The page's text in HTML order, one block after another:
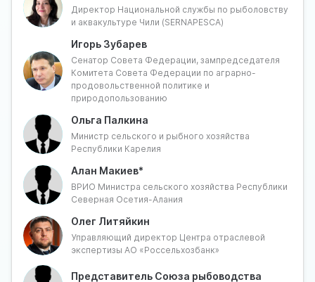
Международный форелевый форум, который
объединит основные производственные
предприятия, руководителей субъектов Российской
Федерации и представителей дружественных стран,
занимающихся развитием лососеводства и
форелеводства.
Основной целью мероприятия станет обмен опытом
сотрудничества для наиболее эффективного
использования лучших практик участников.
Вопросы для обсуждения:
Как глобальные климатические и экологические
изменения влияют на форелеводство в разных
странах? Какие решения уже показывают
эффективность и могут быть масштабированы с
учётом разницы природных условий?
Какие стратегии производства, продвижения и
Директор Национальной службы по рыболовству
и аквакультуре Чили (SERNAPESCA)
Игорь Зубарев
Сенатор Совета Федерации, зампредседателя
Комитета Совета Федерации по аграрно-
продовольственной политике и
природопользованию
Ольга Палкина
Министр сельского и рыбного хозяйства
Республики Карелия
Алан Макиев*
ВРИО Министра сельского хозяйства Республики
Северная Осетия-Алания
Олег Литяйкин
Управляющий директор Центра отраслевой
экспертизы АО «Россельхозбанк»
Представитель Союза рыбоводства